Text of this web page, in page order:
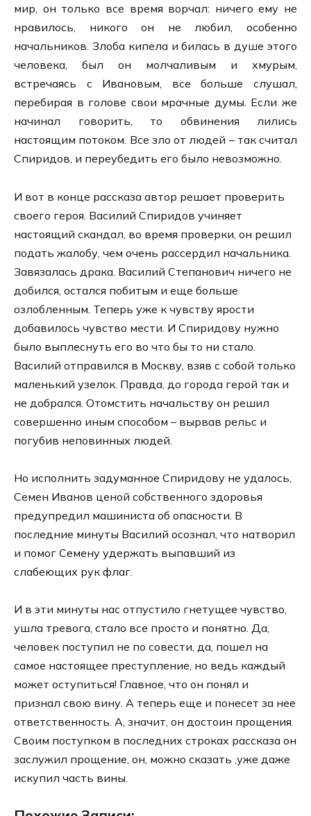
мир, он только все время ворчал: ничего ему не
нравилось, никого он не любил, особенно
начальников. Злоба кипела и билась в душе этого
человека, был он молчаливым и хмурым,
встречаясь с Ивановым, все больше слушал,
перебирая в голове свои мрачные думы. Если же
начинал говорить, то обвинения лились
настоящим потоком. Все зло от людей – так считал
Спиридов, и переубедить его было невозможно.
И вот в конце рассказа автор решает проверить
своего героя. Василий Спиридов учиняет
настоящий скандал, во время проверки, он решил
подать жалобу, чем очень рассердил начальника.
Завязалась драка. Василий Степанович ничего не
добился, остался побитым и еще больше
озлобленным. Теперь уже к чувству ярости
добавилось чувство мести. И Спиридову нужно
было выплеснуть его во что бы то ни стало.
Василий отправился в Москву, взяв с собой только
маленький узелок. Правда, до города герой так и
не добрался. Отомстить начальству он решил
совершенно иным способом – вырвав рельс и
погубив неповинных людей.
Но исполнить задуманное Спиридову не удалось,
Семен Иванов ценой собственного здоровья
предупредил машиниста об опасности. В
последние минуты Василий осознал, что натворил
и помог Семену удержать выпавший из
слабеющих рук флаг.
И в эти минуты нас отпустило гнетущее чувство,
ушла тревога, стало все просто и понятно. Да,
человек поступил не по совести, да, пошел на
самое настоящее преступление, но ведь каждый
может оступиться! Главное, что он понял и
признал свою вину. А теперь еще и понесет за нее
ответственность. А, значит, он достоин прощения.
Своим поступком в последних строках рассказа он
заслужил прощение, он, можно сказать ,уже даже
искупил часть вины.